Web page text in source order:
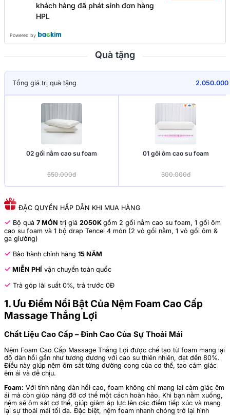
khách hàng đã phát sinh đơn hàng
HPL
Powered by
Quà tặng
Tổng giá trị quà tặng 2.050.000
02 gối nằm cao su foam
550.000đ
01 gôi ôm cao su foam
300.000đ
ĐẶC QUYỀN HẤP DẪN KHI MUA HÀNG
✓ Bộ quà 7 MÓN trị giá 2050K gồm 2 gối nằm cao su foam, 1 gối ôm
cao su foam và 1 bộ drap Tencel 4 món (2 vỏ gối nằm, 1 vỏ gối ôm &
ga giường)
✓ Bảo hành chính hãng 15 NĂM
✓ MIỄN PHÍ vận chuyển toàn quốc
✓ Trả góp lãi suất 0%, trả trước 0Đ
1. Ưu Điểm Nổi Bật Của Nệm Foam Cao Cấp
Massage Thắng Lợi
Chất Liệu Cao Cấp – Đỉnh Cao Của Sự Thoải Mái
Nệm Foam Cao Cấp Massage Thắng Lợi được chế tạo từ foam mang lại
độ đàn hồi gần như tương đương với cao su thiên nhiên, đạt đến 80%.
Điều này giúp nệm ôm sát từng đường cong của cơ thể, tạo cảm giác
êm ái và dễ chịu.
Foam: Với tính năng đàn hồi cao, foam không chỉ mang lại cảm giác êm
ái mà còn giúp nâng đỡ cơ thể một cách hoàn hảo. Khi bạn nằm xuống,
nệm sẽ ôm sát cơ thể, giúp giảm áp lực lên các điểm tiếp xúc và mang
lại sự thoải mái tối đa. Đặc biệt, nệm foam nhanh chóng trở lại hình